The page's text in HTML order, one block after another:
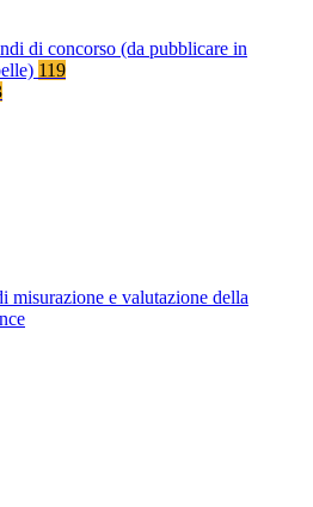
di concorso (da pubblicare in
119
misurazione e valutazione della